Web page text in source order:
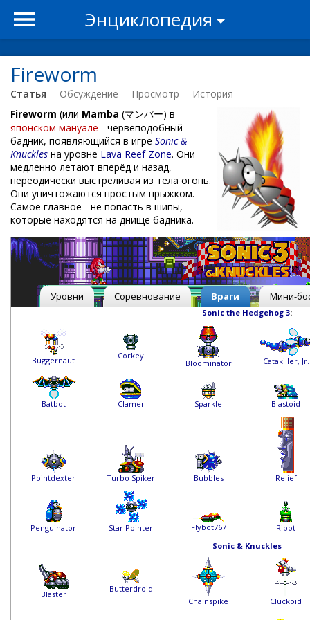
Энциклопедия
Fireworm
Статья Обсуждение Просмотр
История
Fireworm (или Mamba (マンバー) в
японском мануале - червеподобный
бадник, появляющийся в игре Sonic &
Knuckles на уровне Lava Reef Zone. Они
медленно летают вперёд и назад,
переодически выстреливая из тела огонь.
Они уничтожаются простым прыжком.
Самое главное - не попасть в шипы,
которые находятся на днище бадника.
Уровни Соревнование Враги Мини-
Sonic the Hedgehog 3:
Buggernaut Corkey
Bloominator Catakiller, Jr.
Batbot Clamer Sparkle Blastoid
Pointdexter Turbo Spiker Bubbles Relief
Penguinator Star Pointer Flybot767
Ribot
Sonic & Knuckles
Blaster
Butterdroid
Chainspike
Cluckoid